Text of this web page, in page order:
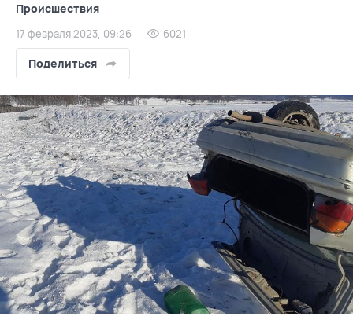
Происшествия
17 февраля 2023, 09:26 6021
Поделиться